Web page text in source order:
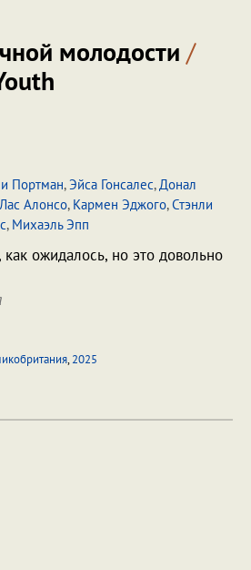
молодости /
Портман,Эйса Гонсалес,Донал
Лас Алонсо, Кармен Эджого,Стэнли
, Михаэль Эпп
ожидалось, но это довольно
,2025